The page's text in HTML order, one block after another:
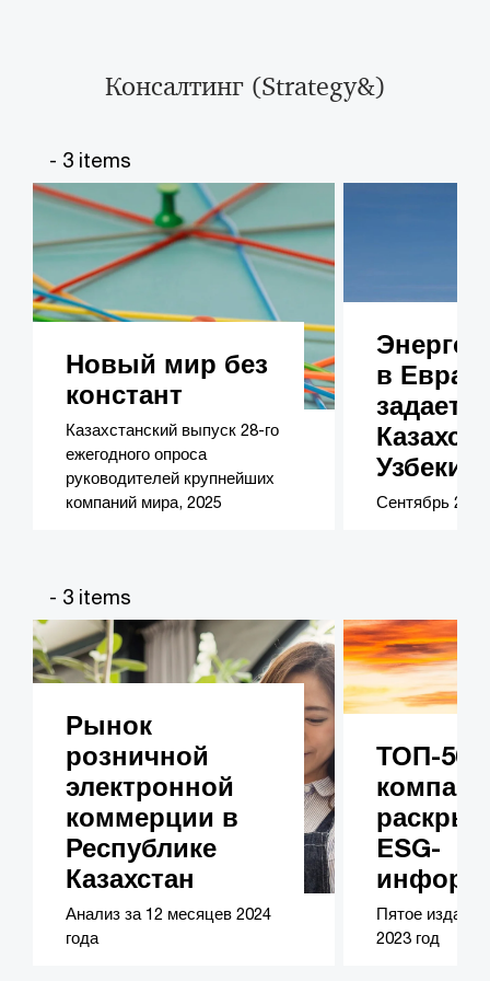
Консалтинг (Strategy&)​​​
- 3 items
Новый мир без
констант
Казахстанский выпуск 28-го
ежегодного опроса
руководителей крупнейших
компаний мира, 2025
в
задает
Сентябрь 2025
- 3 items
Рынок
розничной
электронной
коммерции в
Республике
Казахстан
Анализ за 12 месяцев 2024
года
ТОП-50
ESG-
Пятое
2023 год